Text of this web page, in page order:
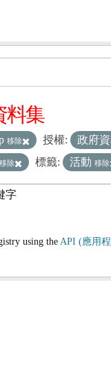
料集
移除 授權: 政府
移除 標籤: 活動 移除
字
using the API (應用